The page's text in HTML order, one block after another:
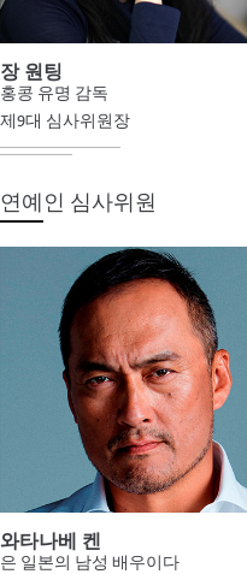
장 원팅
홍콩 유명 감독
제9대 심사위원장
연예인 심사위원
와타나베 켄
은 일본의 남성 배우이다